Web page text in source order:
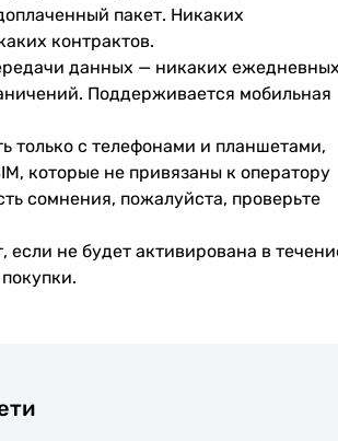
пакет. Никаких
контрактов.
данных — никаких ежедневных
Поддерживается мобильная
только с телефонами и планшетами,
которые не привязаны к оператору
сомнения, пожалуйста, проверьте
если не будет активирована в